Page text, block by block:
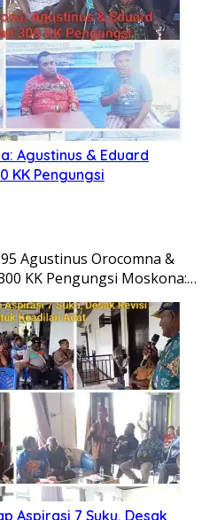
Agustinus & Eduard
KK Pengungsi
Agustinus Orocomna &
KK Pengungsi Moskona:…
Aspirasi 7 Suku, Desak